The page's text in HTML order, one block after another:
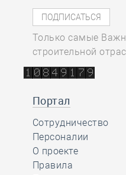
Только самые
строительной
Портал
Сотрудничество
Персоналии
О проекте
Правила